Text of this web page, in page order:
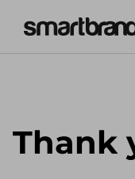
Thank